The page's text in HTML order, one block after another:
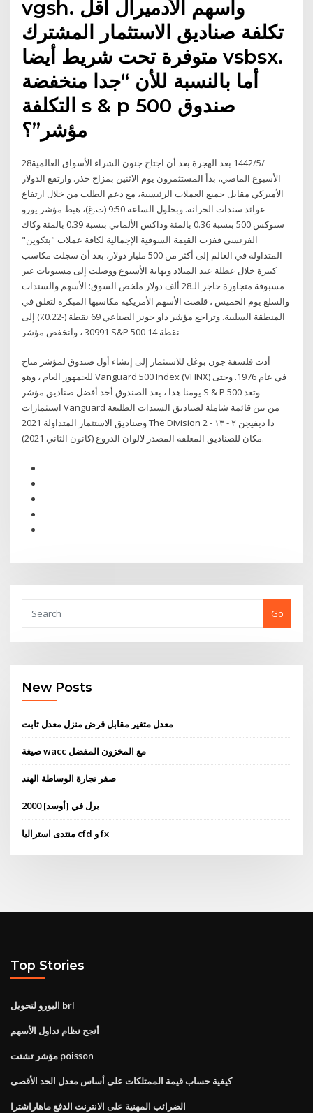
vgsh. وأسهم الأدميرال أقل
تكلفة صناديق الاستثمار المشترك
متوفرة تحت شريط أيضا vsbsx.
أما بالنسبة للأن “جدا منخفضة
التكلفة s & p 500 صندوق
مؤشر”؟
28‏‏/5‏‏/1442 بعد الهجرة بعد أن اجتاح جنون الشراء الأسواق العالمية
الأسبوع الماضي، بدأ المستثمرون يوم الاثنين بمزاج حذر. وارتفع الدولار
الأميركي مقابل جميع العملات الرئيسية، مع دعم الطلب من خلال ارتفاع
عوائد سندات الخزانة. وبحلول الساعة 9:50 (ت.غ)، هبط مؤشر يورو
ستوكس 500 بنسبة 0.36 بالمئة وداكس الألماني بنسبة 0.39 بالمئة وكاك
الفرنسي قفزت القيمة السوقية الإجمالية لكافة عملات "بتكوين"
المتداولة في العالم إلى أكثر من 500 مليار دولار، بعد أن سجلت مكاسب
كبيرة خلال عطلة عيد الميلاد ونهاية الأسبوع ووصلت إلى مستويات غير
مسبوقة متجاوزة حاجز الـ28 ألف دولار ملخص السوق: الأسهم والسندات
والسلع يوم الخميس ، قلصت الأسهم الأمريكية مكاسبها المبكرة لتغلق في
المنطقة السلبية. وتراجع مؤشر داو جونز الصناعي 69 نقطة (-0.22٪) إلى
30991 ، وانخفض مؤشر S&P 500 14 نقطة
أدت فلسفة جون بوغل للاستثمار إلى إنشاء أول صندوق لمؤشر متاح
للجمهور العام ، وهو Vanguard 500 Index (VFINX) في عام 1976. وحتى
يومنا هذا ، يعد الصندوق أحد أفضل صناديق مؤشر S & P 500 وتعد
استثمارات Vanguard من بين قائمة شاملة لصناديق السندات الطليعة
وصناديق الاستثمار المتداولة 2021 The Division 2 - ذا ديفيجن ٢ - ١٣
مكان للصناديق المعلقه المصدر لالوان الدروع (كانون الثاني 2021).
Go
New Posts
معدل متغير مقابل قرض منزل معدل ثابت
صيغة wacc مع المخزون المفضل
صفر تجارة الوساطة الهند
2000 برل في [أوسد]
منتدى استراليا cfd و fx
Top Stories
اليورو لتحويل brl
أنجح نظام تداول الأسهم
مؤشر تشتت poisson
كيفية حساب قيمة الممتلكات على أساس معدل الحد الأقصى
الضرائب المهنية على الانترنت الدفع ماهاراشترا